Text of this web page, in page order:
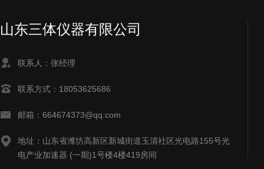
山东三体仪器有限公司
联系人：张经理
联系方式：18053625686
邮箱：664674373@qq.com
地址：山东省潍坊高新区新城街道玉清社区光电路155号光
电产业加速器 (一期)1号楼4楼419房间